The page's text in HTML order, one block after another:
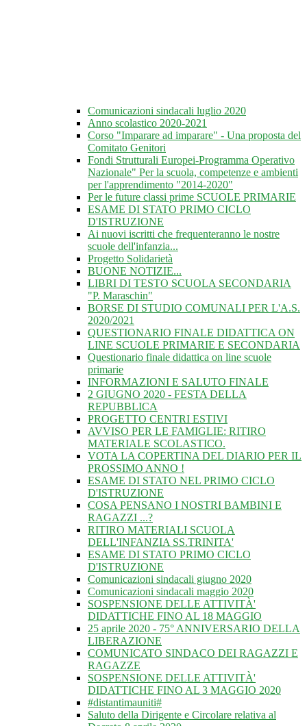
Comunicazioni sindacali luglio 2020
Anno scolastico 2020-2021
Corso "Imparare ad imparare" - Una proposta del
Comitato Genitori
Fondi Strutturali Europei-Programma Operativo
Nazionale" Per la scuola, competenze e ambienti
per l'apprendimento "2014-2020"
Per le future classi prime SCUOLE PRIMARIE
ESAME DI STATO PRIMO CICLO
D'ISTRUZIONE
Ai nuovi iscritti che frequenteranno le nostre
scuole dell'infanzia...
Progetto Solidarietà
BUONE NOTIZIE...
LIBRI DI TESTO SCUOLA SECONDARIA
"P. Maraschin"
BORSE DI STUDIO COMUNALI PER L'A.S.
2020/2021
QUESTIONARIO FINALE DIDATTICA ON
LINE SCUOLE PRIMARIE E SECONDARIA
Questionario finale didattica on line scuole
primarie
INFORMAZIONI E SALUTO FINALE
2 GIUGNO 2020 - FESTA DELLA
REPUBBLICA
PROGETTO CENTRI ESTIVI
AVVISO PER LE FAMIGLIE: RITIRO
MATERIALE SCOLASTICO.
VOTA LA COPERTINA DEL DIARIO PER IL
PROSSIMO ANNO !
ESAME DI STATO NEL PRIMO CICLO
D'ISTRUZIONE
COSA PENSANO I NOSTRI BAMBINI E
RAGAZZI ...?
RITIRO MATERIALI SCUOLA
DELL'INFANZIA SS.TRINITA'
ESAME DI STATO PRIMO CICLO
D'ISTRUZIONE
Comunicazioni sindacali giugno 2020
Comunicazioni sindacali maggio 2020
SOSPENSIONE DELLE ATTIVITÀ'
DIDATTICHE FINO AL 18 MAGGIO
25 aprile 2020 - 75° ANNIVERSARIO DELLA
LIBERAZIONE
COMUNICATO SINDACO DEI RAGAZZI E
RAGAZZE
SOSPENSIONE DELLE ATTIVITÀ'
DIDATTICHE FINO AL 3 MAGGIO 2020
#distantimauniti#
Saluto della Dirigente e Circolare relativa al